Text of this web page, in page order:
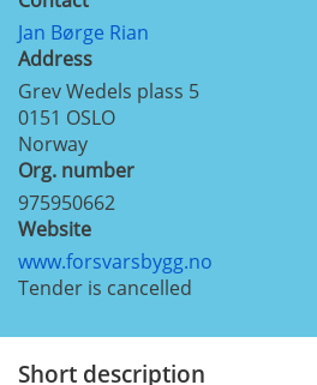
Jan Børge Rian
Address
Grev Wedels plass 5
0151 OSLO
Norway
Org. number
975950662
Website
www.forsvarsbygg.no
Tender is cancelled
Short description